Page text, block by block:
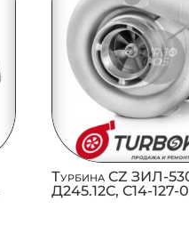
Турбина CZ ЗИЛ-
Д245.12С, C14-127-